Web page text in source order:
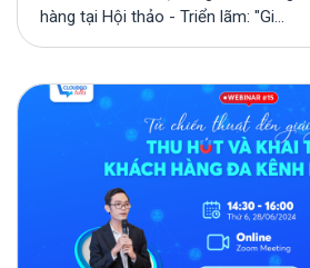
hàng tại Hội thảo - Triển lãm: "Gi...